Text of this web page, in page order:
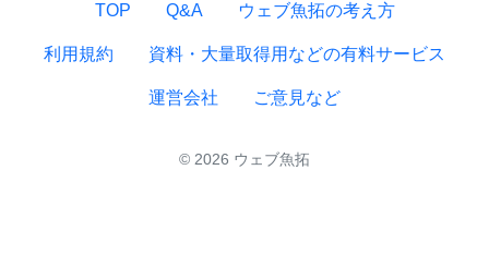
TOP Q&A ウェブ魚拓の考え方
利用規約 資料・大量取得用などの有料サービス
運営会社 ご意見など
© 2026 ウェブ魚拓